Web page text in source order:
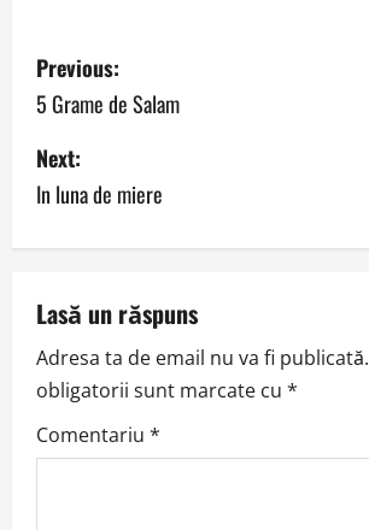
P
o
s
t
n
a
v
i
g
Previous:
5 Grame de Salam
Next:
In luna de miere
Lasă un răspuns
Adresa ta de email nu va fi publicată.
obligatorii sunt marcate cu *
Comentariu *